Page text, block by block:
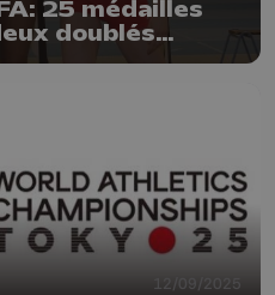
25 médailles
doublés
12/09/2025